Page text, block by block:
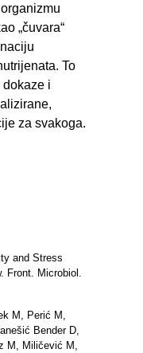
„čuvara“
To
i
za svakoga.
and Stress
Front. Microbiol.
M, Perić M,
Bender D,
M, Miličević M,